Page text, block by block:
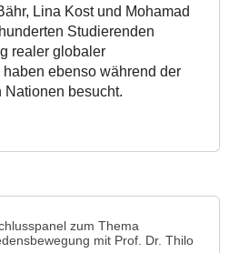
Lina Kost und Mohamad
Studierenden
realer globaler
ebenso während der
Nationen besucht.
zum Thema
mit Prof. Dr. Thilo